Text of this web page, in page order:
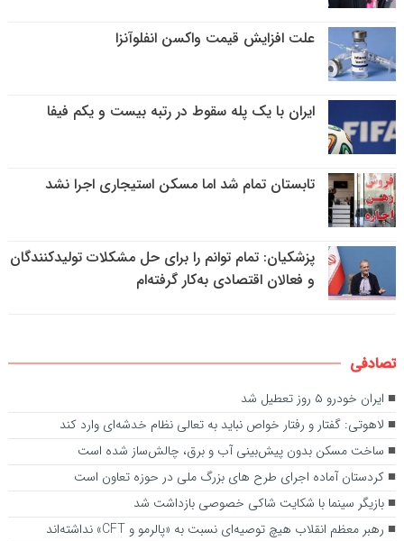
علت افزایش قیمت واکسن انفلوآنزا
ایران با یک پله سقوط در رتبه بیست و یکم فیفا
تابستان تمام شد اما مسکن استیجاری اجرا نشد
پزشکیان: تمام توانم را برای حل مشکلات تولیدکنندگان
و فعالان اقتصادی به‌کار گرفته‌ام
تصادفی
ایران خودرو ۵ روز تعطیل شد
لاهوتی: گفتار و رفتار خواص نباید به تعالی نظام خدشه‌ای وارد کند
ساخت مسکن بدون پیش‌بینی آب و برق، چالش‌ساز شده است
کردستان آماده‌ اجرای طرح های بزرگ ملی در حوزه تعاون است
بازیگر سینما با شکایت شاکی خصوصی بازداشت شد
رهبر معظم انقلاب هیچ توصیه‌ای نسبت به «پالرمو و CFT» نداشته‌اند